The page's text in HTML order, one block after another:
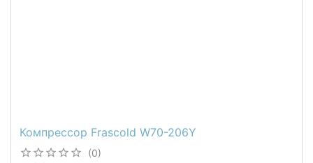
Компрессор Frascold W70-206Y
(0)